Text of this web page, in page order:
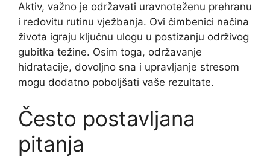
Aktiv, važno je održavati uravnoteženu prehranu
i redovitu rutinu vježbanja. Ovi čimbenici načina
života igraju ključnu ulogu u postizanju održivog
gubitka težine. Osim toga, održavanje
hidratacije, dovoljno sna i upravljanje stresom
mogu dodatno poboljšati vaše rezultate.
Često postavljana
pitanja